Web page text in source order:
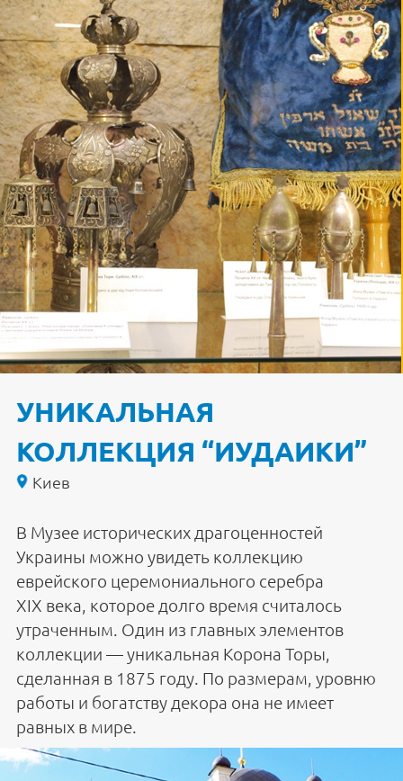
УНИКАЛЬНАЯ
КОЛЛЕКЦИЯ “ИУДАИКИ”
Киев
В Музее исторических драгоценностей
Украины можно увидеть коллекцию
еврейского церемониального серебра
XIX века, которое долго время считалось
утраченным. Один из главных элементов
коллекции — уникальная Корона Торы,
сделанная в 1875 году. По размерам, уровню
работы и богатству декора она не имеет
равных в мире.